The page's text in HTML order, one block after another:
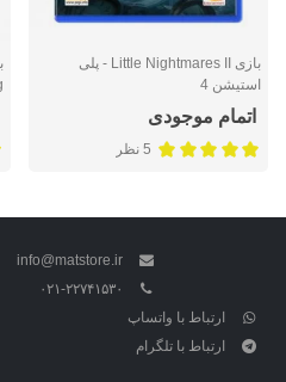
بازی Little Nightmares II - پلی
استیشن 4
اتمام موجودی
5 نظر
info@matstore.ir
۰۲۱-۲۲۷۴۱۵۳۰
ارتباط با واتساپ
ارتباط با تلگرام